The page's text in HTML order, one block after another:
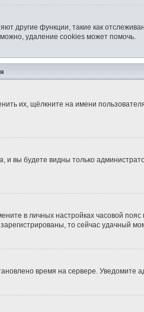
другие функции, такие как
удаление cookies может помочь.
их, щёлкните на имени
, и вы будете видны только
в личных настройках часовой пояс
то сейчас удачный
время на сервере. Уведомите